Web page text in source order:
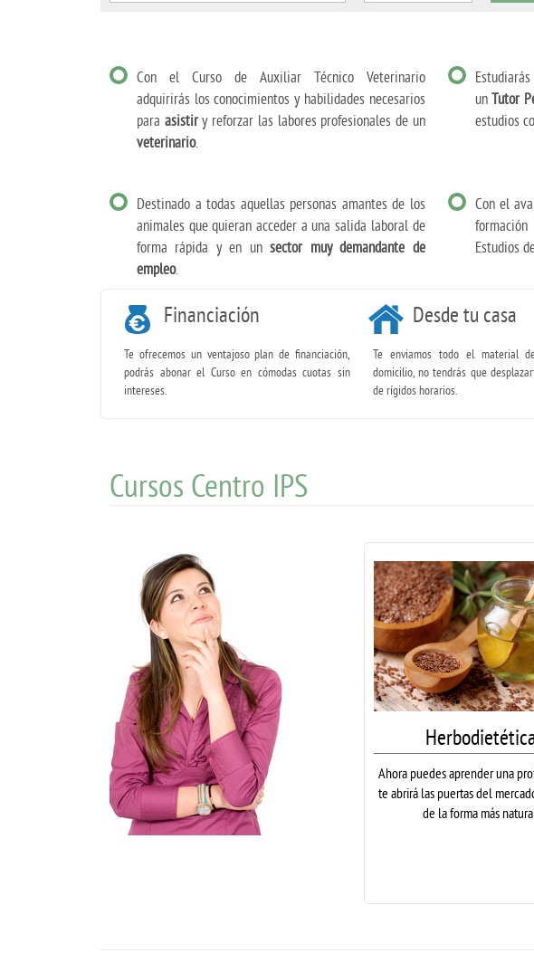
Con el Curso de Auxiliar Técnico Veterinario
adquirirás los conocimientos y habilidades necesarios
para asistiry reforzar las labores profesionales de un
veterinario.
Estudiarás
unTutor
estudios
Destinado a todas aquellas personas amantes de los
animales que quieran acceder a una salida laboral de
forma rápida y en unsector muy demandante de
empleo.
Con el
Estudios
Financiación
Te ofrecemos un ventajoso plan de financiación,
podrás abonar el Curso en cómodas cuotas sin
intereses.
Desde tu casa
Te enviamos todo el material
domicilio, no tendrás que
de rígidos horarios.
Cursos Centro IPS
Ahora puedes aprender una
te abrirá las puertas del
de la forma más